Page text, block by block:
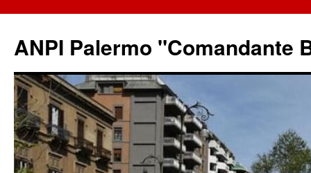
ANPI Palermo "Comandante